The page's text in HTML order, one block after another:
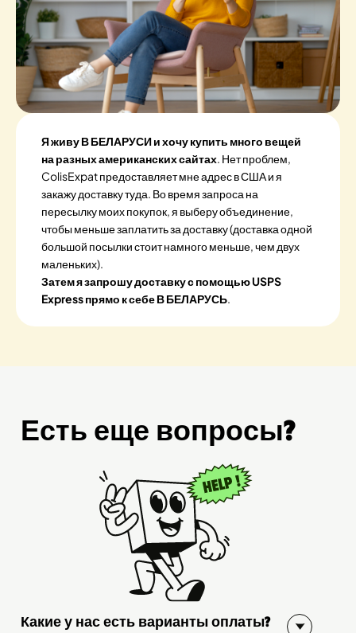
Я живу В БЕЛАРУСИ и хочу купить много вещей
на разных американских сайтах. Нет проблем,
ColisExpat предоставляет мне адрес в США и я
закажу доставку туда. Во время запроса на
пересылку моих покупок, я выберу объединение,
чтобы меньше заплатить за доставку (доставка одной
большой посылки стоит намного меньше, чем двух
маленьких).
Затем я запрошу доставку с помощью USPS
Express прямо к себе В БЕЛАРУСЬ.
Есть еще вопросы?
Какие у нас есть варианты оплаты?